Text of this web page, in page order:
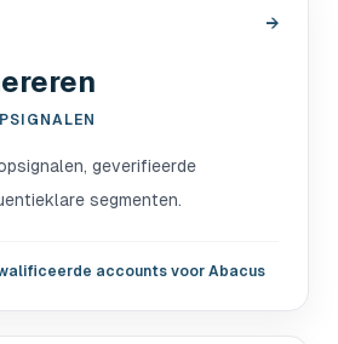
→
geverifieerde
segmenten.
accounts voor Abacus